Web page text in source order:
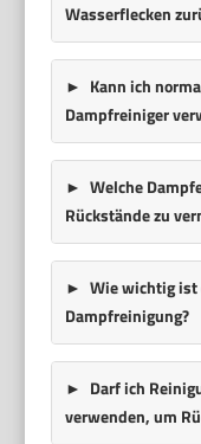
Wasserflecken
Kann ich
Dampfreiniger
Welche
Rückstände zu
Wie wichtig ist
Dampfreinigung?
Darf ich
verwenden, um